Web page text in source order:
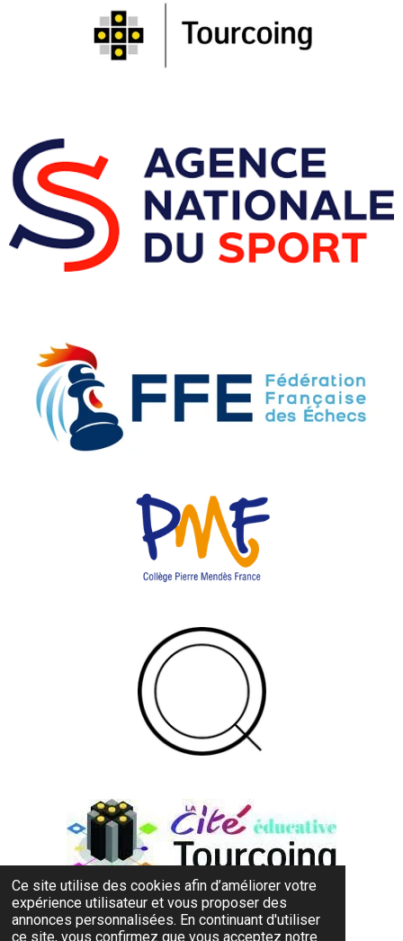
Ce site utilise des cookies afin d’améliorer votre
expérience utilisateur et vous proposer des
annonces personnalisées. En continuant d'utiliser
ce site, vous confirmez que vous acceptez notre
© 2023 - 2025 TEC